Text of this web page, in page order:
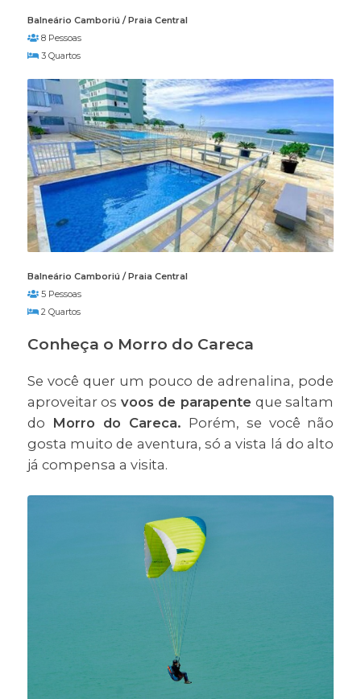
Balneário Camboriú / Praia Central
8 Pessoas
3 Quartos
Balneário Camboriú / Praia Central
5 Pessoas
2 Quartos
Conheça o Morro do Careca
Se você quer um pouco de adrenalina, pode
aproveitar os voos de parapente que saltam
do Morro do Careca. Porém, se você não
gosta muito de aventura, só a vista lá do alto
já compensa a visita.